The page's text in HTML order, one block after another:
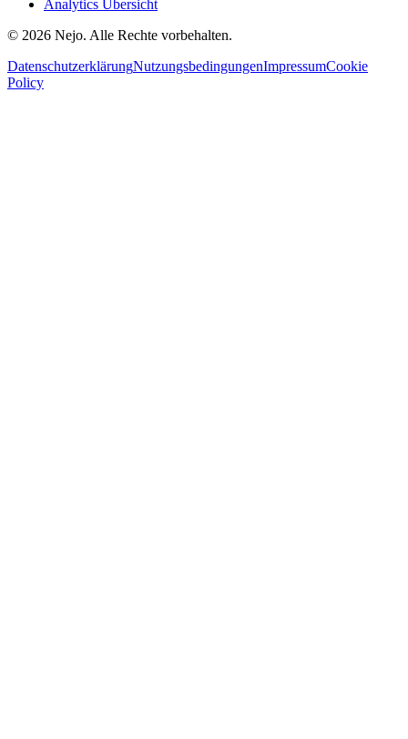
Analytics Übersicht
© 2026 Nejo. Alle Rechte vorbehalten.
DatenschutzerklärungNutzungsbedingungenImpressumCookie
Policy